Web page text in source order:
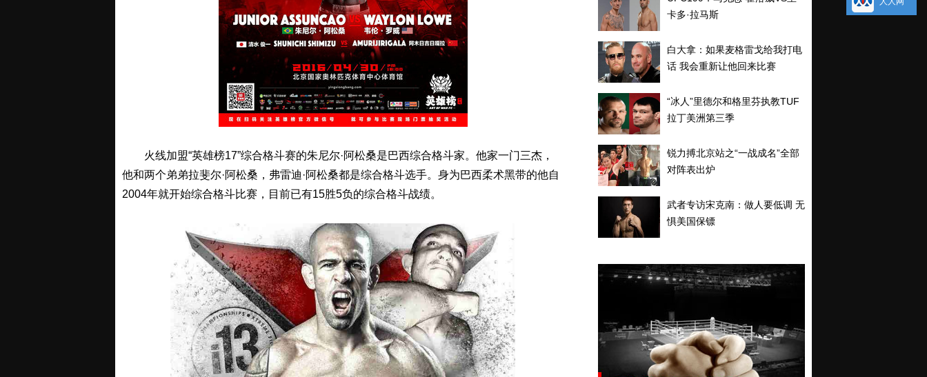
火线加盟“英雄榜17”综合格斗赛的朱尼尔·阿松桑是巴西综合格斗家。他家一门三杰，
他和两个弟弟拉斐尔·阿松桑，弗雷迪·阿松桑都是综合格斗选手。身为巴西柔术黑带的他自
2004年就开始综合格斗比赛，目前已有15胜5负的综合格斗战绩。
卡多·拉马斯
白大拿：如果麦格雷戈给我打电
话 我会重新让他回来比赛
“冰人”里德尔和格里芬执教TUF
拉丁美洲第三季
锐力搏北京站之“一战成名”全部
对阵表出炉
武者专访宋克南：做人要低调 无
惧美国保镖